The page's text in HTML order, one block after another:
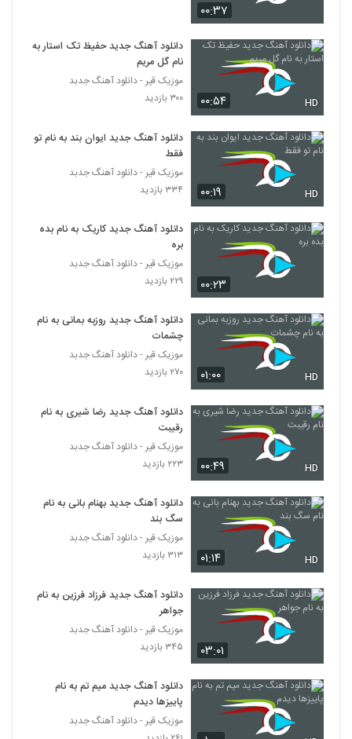
4316
موزیک زیبای حس ناب از ناصر محمدی
۳۹۵ بازدید
4317
موزیک زیبای دکترای دلبری از دادار بند
۳۰۵ بازدید
بهنام قلی پور آهنگ خدا
4319
دانلود آهنگ جدید و زیبای بهنام قلی پور با نام
کابوس
موزیک زیبای خانواده از علی پرویزی
۲۸۹ بازدید
amir ali Bayad Beri
4322
۳۱۸ بازدید
4323
Dj Amir Pasha Behtar Az To
۲۸۲ بازدید
آهنگ نفهمیدم چی شد از مهرشاد(پاپ)
4325
بهزاد لیتو آهنگ بز جیبت (به همراه سپهر
خلسه)
آهنگ رضا یزدانی بنام حقم نبود
۳۹۶ بازدید
آهنگ گرشا رضایی بنام دیوونه ی دیوونه
۰۰:۳۷
۰۰:۵۴ HD
دانلود آهنگ جدید حفیظ تک استار به
نام گل مریم
موزیک قیر - دانلود آهنگ جدبد
۳۰۰ بازدید
۰۰:۱۹ HD
دانلود آهنگ جدید ایوان بند به نام تو
فقط
موزیک قیر - دانلود آهنگ جدبد
۳۳۴ بازدید
۰۰:۲۳
دانلود آهنگ جدید کاریک به نام بده
بره
موزیک قیر - دانلود آهنگ جدبد
۲۲۹ بازدید
۰۱:۰۰ HD
دانلود آهنگ جدید روزبه بمانی به نام
چشمات
موزیک قیر - دانلود آهنگ جدبد
۲۷۰ بازدید
۰۰:۴۹ HD
دانلود آهنگ جدید رضا شیری به نام
رقیبت
موزیک قیر - دانلود آهنگ جدبد
۲۲۳ بازدید
۰۱:۱۴ HD
دانلود آهنگ جدید بهنام بانی به نام
سگ بند
موزیک قیر - دانلود آهنگ جدبد
۳۱۳ بازدید
۰۳:۰۱
دانلود آهنگ جدید فرزاد فرزین به نام
جواهر
موزیک قیر - دانلود آهنگ جدبد
۳۴۵ بازدید
دانلود آهنگ جدید میم تم به نام
پاییزها دیدم
موزیک قیر - دانلود آهنگ جدبد